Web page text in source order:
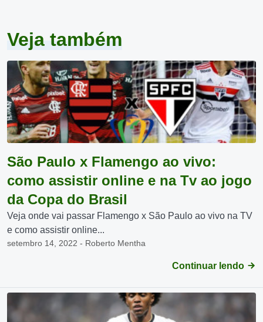
Veja também
São Paulo x Flamengo ao vivo:
como assistir online e na Tv ao jogo
da Copa do Brasil
Veja onde vai passar Flamengo x São Paulo ao vivo na TV
e como assistir online...
setembro 14, 2022 - Roberto Mentha
Continuar lendo